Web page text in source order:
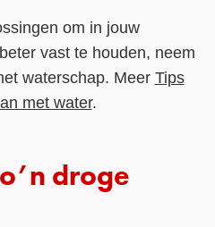
om in jouw
vast te houden, neem
waterschap. Meer Tips
met water.
droge